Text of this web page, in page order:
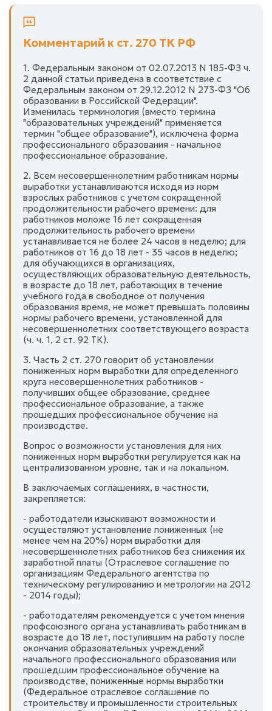
Комментарий к ст. 270 ТК РФ
1. Федеральным законом от 02.07.2013 N 185-ФЗ ч.
2 данной статьи приведена в соответствие с
Федеральным законом от 29.12.2012 N 273-ФЗ "Об
образовании в Российской Федерации".
Изменилась терминология (вместо термина
"образовательных учреждений" применяется
термин "общее образование"), исключена форма
профессионального образования - начальное
профессиональное образование.
2. Всем несовершеннолетним работникам нормы
выработки устанавливаются исходя из норм
взрослых работников с учетом сокращенной
продолжительности рабочего времени: для
работников моложе 16 лет сокращенная
продолжительность рабочего времени
устанавливается не более 24 часов в неделю; для
работников от 16 до 18 лет - 35 часов в неделю;
для обучающихся в организациях,
осуществляющих образовательную деятельность,
в возрасте до 18 лет, работающих в течение
учебного года в свободное от получения
образования время, не может превышать половины
нормы рабочего времени, установленной для
несовершеннолетних соответствующего возраста
(ч. ч. 1, 2 ст. 92 ТК).
3. Часть 2 ст. 270 говорит об установлении
пониженных норм выработки для определенного
круга несовершеннолетних работников -
получивших общее образование, среднее
профессиональное образование, а также
прошедших профессиональное обучение на
производстве.
Вопрос о возможности установления для них
пониженных норм выработки регулируется как на
централизованном уровне, так и на локальном.
В заключаемых соглашениях, в частности,
закрепляется:
- работодатели изыскивают возможности и
осуществляют установление пониженных (не
менее чем на 20%) норм выработки для
несовершеннолетних работников без снижения их
заработной платы (Отраслевое соглашение по
организациям Федерального агентства по
техническому регулированию и метрологии на 2012
- 2014 годы);
- работодателям рекомендуется с учетом мнения
профсоюзного органа устанавливать работникам в
возрасте до 18 лет, поступившим на работу после
окончания образовательных учреждений
начального профессионального образования или
прошедшим профессиональное обучение на
производстве, пониженные нормы выработки
(Федеральное отраслевое соглашение по
строительству и промышленности строительных